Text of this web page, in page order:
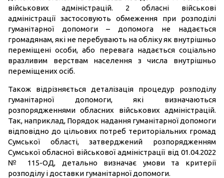
військових адміністрацій. 2 обласні військові
адміністрації застосовують обмеження при розподілі
гуманітарної допомоги – допомога не надається
громадянам, які не перебувають на обліку як внутрішньо
переміщені особи, або перевага надається соціально
вразливим верствам населення з числа внутрішньо
переміщених осіб.
Також відрізняється деталізація процедур розподілу
гуманітарної допомоги, які визначаються
розпорядженнями обласних військових адміністрацій.
Так, наприклад, Порядок надання гуманітарної допомоги
відповідно до цільових потреб територіальних громад
Сумської області, затверджений розпорядженням
Сумської обласної військової адміністрації від 01.04.2022
№ 115-ОД, детально визначає умови та критерії
розподілу і доставки гуманітарної допомоги.